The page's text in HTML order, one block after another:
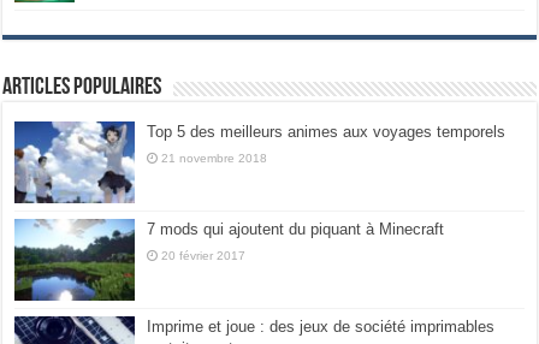
Articles populaires
Top 5 des meilleurs animes aux voyages temporels
21 novembre 2018
7 mods qui ajoutent du piquant à Minecraft
20 février 2017
Imprime et joue : des jeux de société imprimables